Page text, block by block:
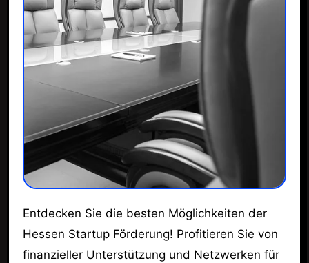
Entdecken Sie die besten Möglichkeiten der
Hessen Startup Förderung! Profitieren Sie von
finanzieller Unterstützung und Netzwerken für